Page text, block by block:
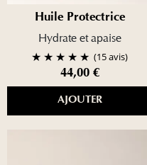
Huile Protectrice
Hydrate et apaise
(15 avis)
44,00 €
AJOUTER